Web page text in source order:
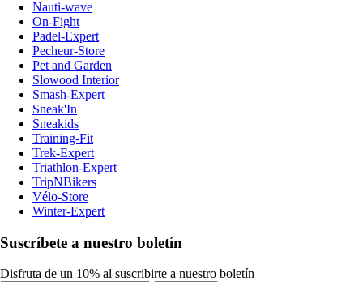
Nauti-wave
On-Fight
Padel-Expert
Pecheur-Store
Pet and Garden
Slowood Interior
Smash-Expert
Sneak'In
Sneakids
Training-Fit
Trek-Expert
Triathlon-Expert
TripNBikers
Vélo-Store
Winter-Expert
Suscríbete a nuestro boletín
Disfruta de un 10% al suscribirte a nuestro boletín